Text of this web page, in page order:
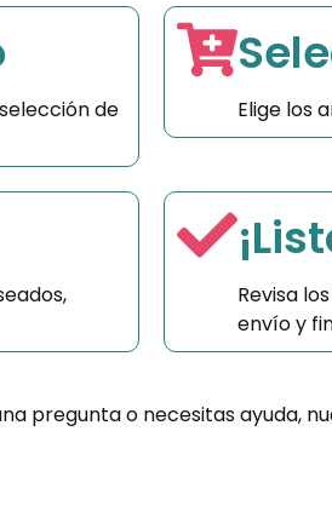
de
Elige los
Revisa
envío y
pregunta o necesitas ayuda,